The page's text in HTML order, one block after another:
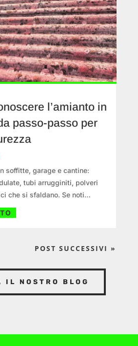
l’amianto in
passo-passo per
soffitte, garage e cantine:
tubi arrugginiti, polveri
che si sfaldano. Se noti
chiama un tecnico per il
l’analisi (50–150 €). Se
POST SUCCESSIVI »
IL NOSTRO BLOG